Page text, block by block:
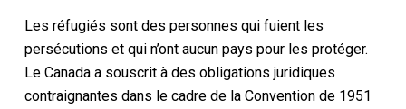
Les réfugiés sont des personnes qui fuient les
persécutions et qui n’ont aucun pays pour les protéger.
Le Canada a souscrit à des obligations juridiques
contraignantes dans le cadre de la Convention de 1951